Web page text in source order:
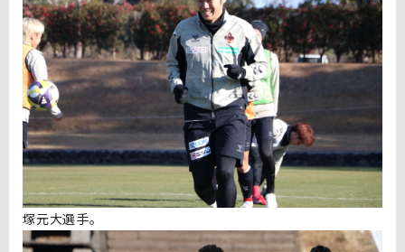
塚元大選手。